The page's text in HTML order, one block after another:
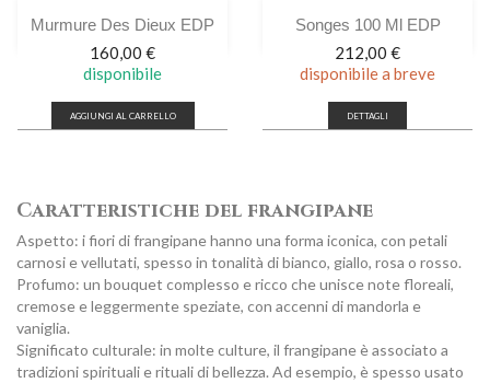
Murmure Des Dieux EDP
Prezzo
160,00 €
disponibile
AGGIUNGI AL CARRELLO
Songes 100 Ml EDP
Prezzo
212,00 €
disponibile a breve
DETTAGLI
Caratteristiche del frangipane
Aspetto: i fiori di frangipane hanno una forma iconica, con petali
carnosi e vellutati, spesso in tonalità di bianco, giallo, rosa o rosso.
Profumo: un bouquet complesso e ricco che unisce note floreali,
cremose e leggermente speziate, con accenni di mandorla e
vaniglia.
Significato culturale: in molte culture, il frangipane è associato a
tradizioni spirituali e rituali di bellezza. Ad esempio, è spesso usato